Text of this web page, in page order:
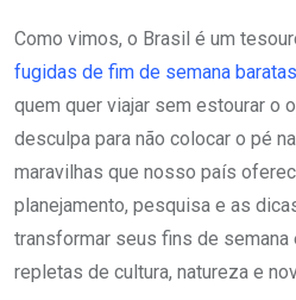
Como vimos, o Brasil é um
fugidas de fim de semana baratas
quem quer viajar sem estourar o
desculpa para não colocar o pé
maravilhas que nosso país
planejamento, pesquisa e as
transformar seus fins de semana
repletas de cultura, natureza e